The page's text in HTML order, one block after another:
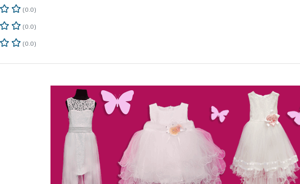
(0.0)
(0.0)
(0.0)